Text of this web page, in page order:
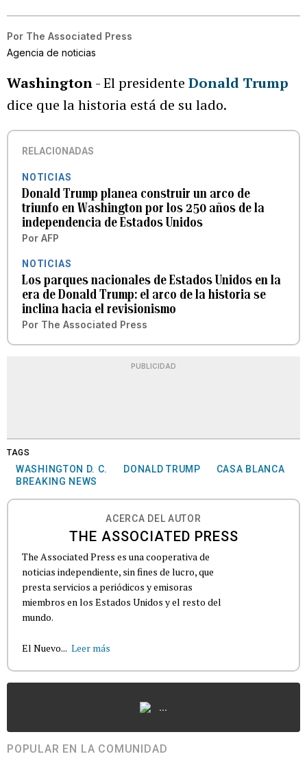
Por The Associated Press
Agencia de noticias
Washington- El presidente Donald Trump
dice que la historia está de su lado.
RELACIONADAS
NOTICIAS
Donald Trump planea construir un arco de
triunfo en Washington por los 250 años de la
independencia de Estados Unidos
Por AFP
NOTICIAS
Los parques nacionales de Estados Unidos en la
era de Donald Trump: el arco de la historia se
inclina hacia el revisionismo
Por The Associated Press
PUBLICIDAD
TAGS
WASHINGTON D. C. DONALD TRUMP
CASA BLANCA
BREAKING NEWS
ACERCA DEL AUTOR
THE ASSOCIATED PRESS
The Associated Press es una cooperativa de
noticias independiente, sin fines de lucro, que
presta servicios a periódicos y emisoras
miembros en los Estados Unidos y el resto del
mundo.
El Nuevo... Leer más
...
POPULAR EN LA COMUNIDAD